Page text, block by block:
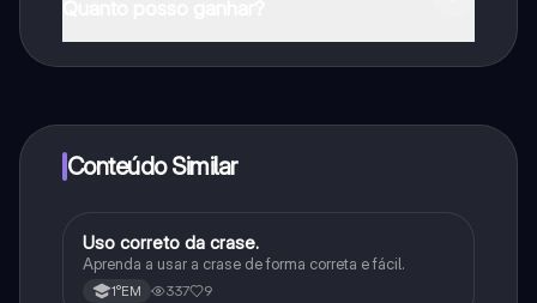
Conteúdo Similar
Português
Uso correto da crase.
Aprenda a usar a crase de forma correta e fácil.
1°EM 337 9